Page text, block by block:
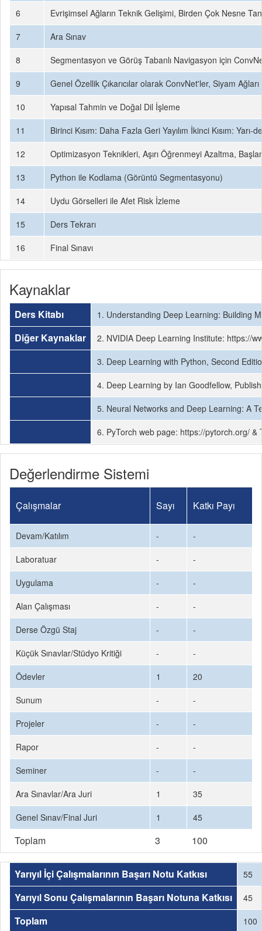
6
Evrişimsel Ağların Teknik Gelişimi, Birden Çok Nesne
7
Ara Sınav
8
Segmentasyon ve Görüş Tabanlı Navigasyon için
9
Genel Özellik Çıkarıcılar olarak ConvNet'ler, Siyam
10
Yapısal Tahmin ve Doğal Dil İşleme
11
Birinci Kısım: Daha Fazla Geri Yayılım İkinci Kısım:
12
Optimizasyon Teknikleri, Aşırı Öğrenmeyi Azaltma,
13
Python ile Kodlama (Görüntü Segmentasyonu)
14
Uydu Görselleri ile Afet Risk İzleme
15
Ders Tekrarı
16
Final Sınavı
Kaynaklar
Ders Kitabı 1. Understanding Deep Learning: Building
Diğer Kaynaklar
2. NVIDIA Deep Learning Institute: https://
3. Deep Learning with Python, Second
4. Deep Learning by Ian Goodfellow,
5. Neural Networks and Deep Learning: A
6. PyTorch web page: https://pytorch.org/
Değerlendirme Sistemi
Çalışmalar Sayı Katkı Payı
Devam/Katılım -
-
Laboratuar
-
-
Uygulama
-
-
Alan Çalışması
-
-
Derse Özgü Staj
-
-
Küçük Sınavlar/Stüdyo Kritiği
-
-
Ödevler
1
20
Sunum
-
-
Projeler
-
-
Rapor
-
-
Seminer
-
-
Ara Sınavlar/Ara Juri
1
35
Genel Sınav/Final Juri
1 45
Toplam 3 100
Yarıyıl İçi Çalışmalarının Başarı Notu Katkısı 55
Yarıyıl Sonu Çalışmalarının Başarı Notuna Katkısı 45
Toplam 100